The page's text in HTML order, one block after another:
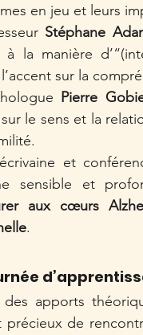
en jeu et leurs
Stéphane
à la manière
sur la
Pierre
le sens et la
et
aux cœurs
.
des apports
précieux de